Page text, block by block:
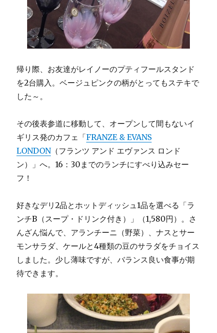
帰り際、お友達がレイノーのプティフールスタンド
を2台購入。ベージュピンクの柄がとってもステキで
した～。
その後表参道に移動して、オープンして間もないイ
ギリス発のカフェ「FRANZE & EVANS
LONDON（フランツ アンド エヴァンス ロンド
ン）」へ。16：30までのランチにすべり込みセー
フ！
好きなデリ2品とホットディッシュ1品を選べる「ラ
ンチB（スープ・ドリンク付き）」（1,580円）。さ
んざん悩んで、アランチーニ（野菜）、ナスとサー
モンサラダ、ケールと4種類の豆のサラダをチョイス
しました。少し薄味ですが、バランス良い食事が期
待できます。